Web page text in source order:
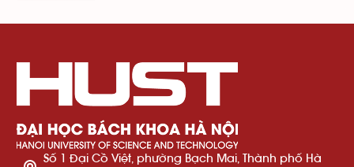
Số 1 Đại Cồ Việt, phường Bạch Mai, Thành phố Hà